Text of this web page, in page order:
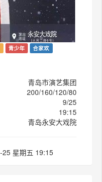
青少年 合家欢
青岛市演艺集团
200/160/120/80
9/25
19:15
青岛永安大戏院
星期五 19:15